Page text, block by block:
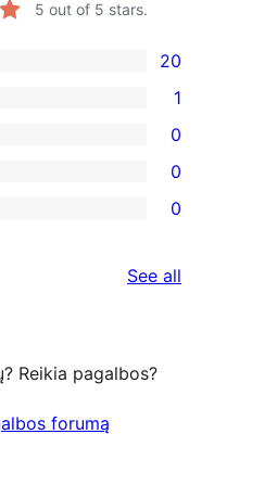
5 out of 5 stars.
20
1
0
0
0
See all
Reikia pagalbos?
forumą